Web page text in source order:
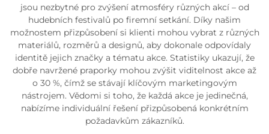
jsou nezbytné pro zvýšení atmosféry různých akcí – od
hudebních festivalů po firemní setkání. Díky našim
možnostem přizpůsobení si klienti mohou vybrat z různých
materiálů, rozměrů a designů, aby dokonale odpovídaly
identitě jejich značky a tématu akce. Statistiky ukazují, že
dobře navržené praporky mohou zvýšit viditelnost akce až
o 30 %, čímž se stávají klíčovým marketingovým
nástrojem. Vědomi si toho, že každá akce je jedinečná,
nabízíme individuální řešení přizpůsobená konkrétním
požadavkům zákazníků.